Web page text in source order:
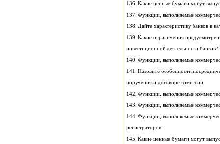
136. Какие ценные бумаги могут
138. Дайте характеристику банков в
139. Какие ограничения
инвестиционной деятельности банков?
140. Функции, выполняемые
141. Назовите особенности
поручения и договоре комиссии.
142. Функции, выполняемые
143. Функции, выполняемые
144. Функции, выполняемые
регистраторов.
145. Какие ценные бумаги могут